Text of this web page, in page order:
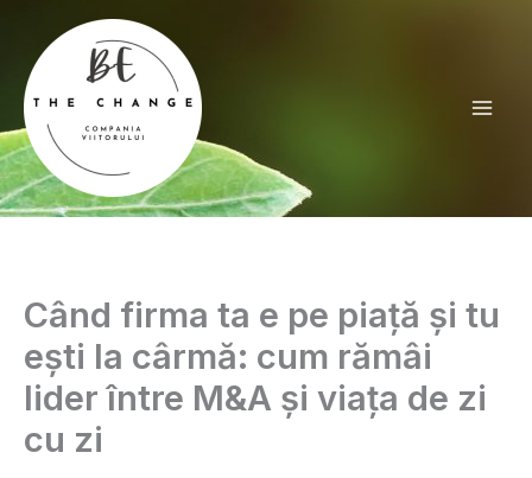
content
Când firma ta e pe piață și tu
ești la cârmă: cum rămâi
lider între M&A și viața de zi
cu zi